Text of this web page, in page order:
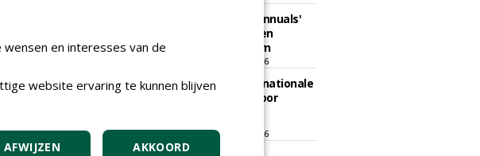
Vakdag 'All About Annuals'
zet eenjarige planten
centraal in Appeltern
donderdag 27 augustus 2026
GaLaBau 2026: internationale
ontmoetingsplek voor
t/m vrijdag 18 september 2026
en interesses van de
website ervaring te kunnen blijven
AKKOORD
AFWIJZEN